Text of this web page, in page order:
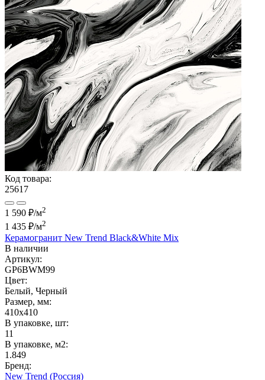
Код товара:
25617
1 590 ₽/м2
1 435 ₽/м2
Керамогранит New Trend Black&White Mix
В наличии
Артикул:
GP6BWM99
Цвет:
Белый, Черный
Размер, мм:
410x410
В упаковке, шт:
11
В упаковке, м2:
1.849
Бренд:
New Trend (Россия)